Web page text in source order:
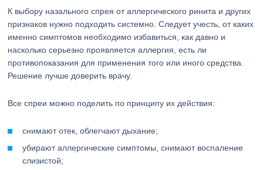
К выбору назального спрея от аллергического ринита и других
признаков нужно подходить системно. Следует учесть, от каких
именно симптомов необходимо избавиться, как давно и
насколько серьезно проявляется аллергия, есть ли
противопоказания для применения того или иного средства.
Решение лучше доверить врачу.
Все спреи можно поделить по принципу их действия:
снимают отек, облегчают дыхание;
убирают аллергические симптомы, снимают воспаление
слизистой;